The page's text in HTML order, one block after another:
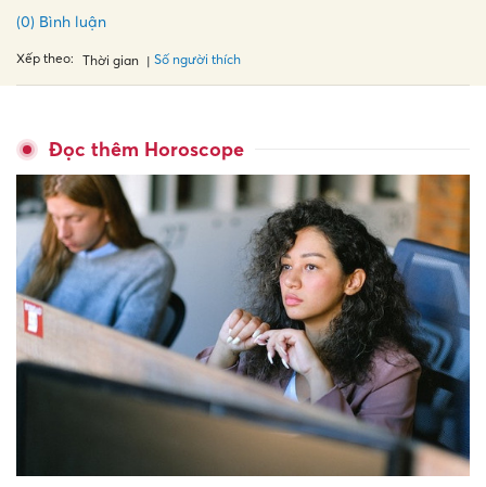
(0) Bình luận
Xếp theo: Thời gian Số người thích
Đọc thêm Horoscope